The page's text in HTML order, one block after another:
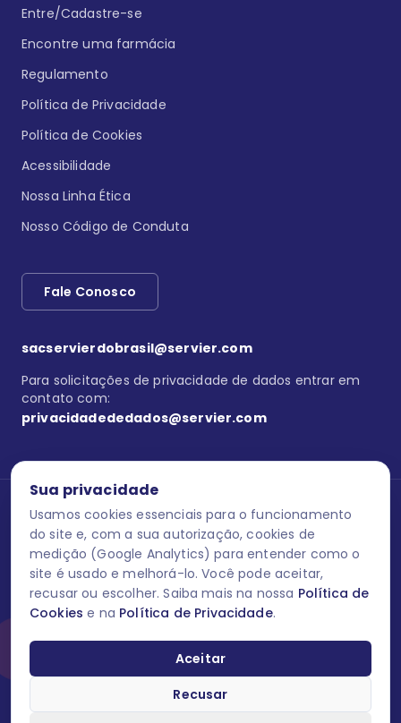
Sua privacidade
Usamos cookies essenciais para o funcionamento
do site e, com a sua autorização, cookies de
medição (Google Analytics) para entender como o
site é usado e melhorá-lo. Você pode aceitar,
recusar ou escolher. Saiba mais na nossa Política de
Cookies e na Política de Privacidade.
Aceitar
Recusar
Entre/Cadastre-se
Encontre uma farmácia
Regulamento
Política de Privacidade
Política de Cookies
Acessibilidade
Nossa Linha Ética
Nosso Código de Conduta
Fale Conosco
sacservierdobrasil@servier.com
Para solicitações de privacidade de dados entrar em
contato com:
privacidadededados@servier.com
Se estiver no programa semprecuidando, comunique aquiuma
reação adversa com os produtos Servier. Este site contém
informações para o público leigo e para os profissionais de saúde
do Brasil habilitados a prescrever medicamentos. M-AS ONE-BR-
202606-00013 / Agosto 2026.
O laboratório Servier do Brasil respeita os seus dados! Caso deseje
dados pessoais você pode fazê-lo a qualquer momento entrando
em contato através do site www.semprecuidando.com.br na opção
fale conosco.